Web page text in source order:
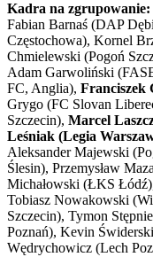
Kadra na zgrupowanie:
Fabian Barnaś (DAP
Częstochowa), Kornel
Chmielewski (Pogoń
Adam Garwoliński
FC, Anglia), Franciszek
Grygo (FC Slovan
Szczecin), Marcel
Leśniak (Legia
Aleksander Majewski
Ślesin), Przemysław
Michałowski (ŁKS
Tobiasz Nowakowski
Szczecin), Tymon
Poznań), Kevin
Wędrychowicz (Lech